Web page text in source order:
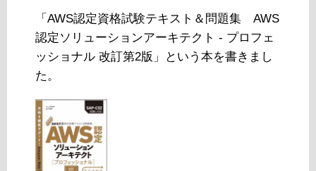
「AWS認定資格試験テキスト＆問題集 AWS
認定ソリューションアーキテクト - プロフェ
ッショナル 改訂第2版」という本を書きまし
た。